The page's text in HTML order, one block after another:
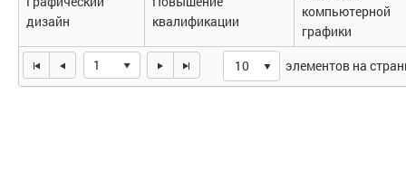
дизайн
квалификации
компьютерной
графики
1
10 элементов на